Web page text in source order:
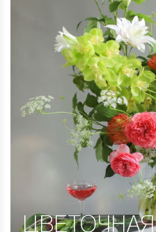
ЦВЕТОЧНАЯ